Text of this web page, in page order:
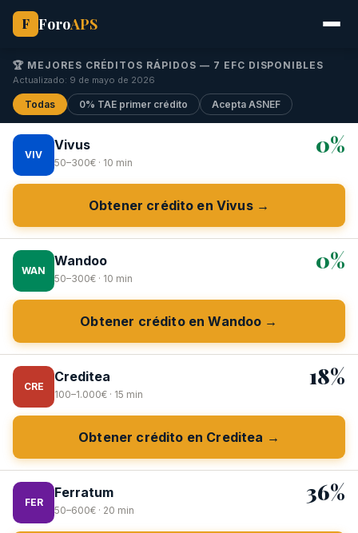
F ForoAPS
🏆 MEJORES CRÉDITOS RÁPIDOS — 7 EFC DISPONIBLES
Actualizado: 9 de mayo de 2026
Todas 0% TAE primer crédito Acepta ASNEF
VIV
Vivus
50–300€ · 10 min
0%
Obtener crédito en Vivus →
WAN
Wandoo
50–300€ · 10 min
0%
Obtener crédito en Wandoo →
CRE
Creditea
100–1.000€ · 15 min
18%
Obtener crédito en Creditea →
FER
Ferratum
50–600€ · 20 min
36%